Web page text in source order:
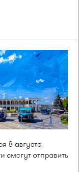
8 августа
смогут отправить